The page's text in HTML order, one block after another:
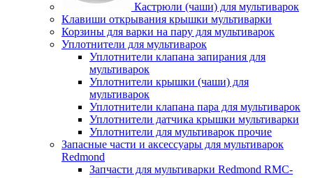
Кастрюли (чаши) для мультиварок
Клавиши открывания крышки мультиварки
Корзины для варки на пару для мультиварок
Уплотнители для мультиварок
Уплотнители клапана запирания для
мультиварок
Уплотнители крышки (чаши) для
мультиварок
Уплотнители клапана пара для мультиварок
Уплотнители датчика крышки мультиварки
Уплотнители для мультиварок прочие
Запасные части и аксессуары для мультиварок
Redmond
Запчасти для мультиварки Redmond RMC-